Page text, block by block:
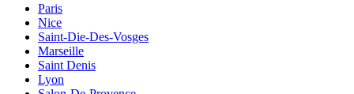
Paris
Nice
Saint-Die-Des-Vosges
Marseille
Saint Denis
Lyon